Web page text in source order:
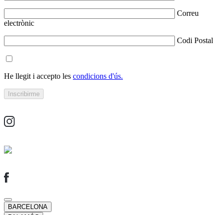
Correu
electrònic
Codi Postal
He llegit i accepto les condicions d'ús.
BARCELONA